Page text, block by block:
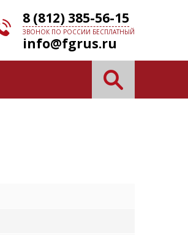
8 (812) 385-56-15
ЗВОНОК ПО РОССИИ БЕСПЛАТНЫЙ
info@fgrus.ru